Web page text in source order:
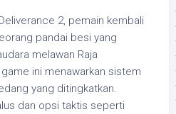
2, pemain kembali
pandai besi yang
melawan Raja
ini menawarkan sistem
yang ditingkatkan.
dan opsi taktis seperti